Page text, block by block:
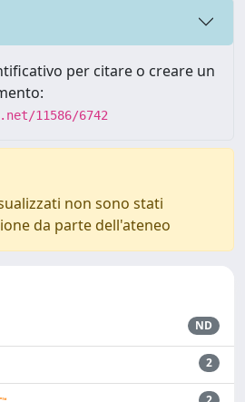
per citare o creare un
11586/6742
non sono stati
da parte dell'ateneo
ND
2